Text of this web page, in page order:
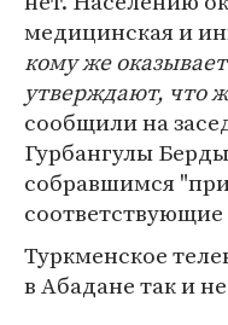
медицинская и
кому же
утверждают, что
сообщили на
Гурбангулы
собравшимся
Туркменское
в Абадане так и